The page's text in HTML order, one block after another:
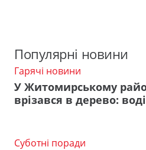
Популярні новини
Гарячі новини
У Житомирському
врізався в дерево:
Суботні поради